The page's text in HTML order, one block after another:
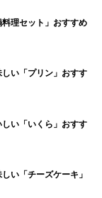
料理セット」おすすめ
しい「プリン」おすす
しい「いくら」おすす
い「チーズケーキ」